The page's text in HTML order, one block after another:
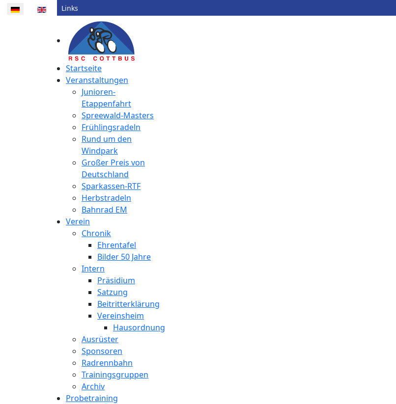
Kontakt Links
Sprache auswählen
Startseite
Veranstaltungen
Junioren-
Etappenfahrt
Spreewald-Masters
Frühlingsradeln
Rund um den
Windpark
Großer Preis von
Deutschland
Sparkassen-RTF
Herbstradeln
Bahnrad EM
Verein
Chronik
Ehrentafel
Bilder 50 Jahre
Intern
Präsidium
Satzung
Beitritterklärung
Vereinsheim
Hausordnung
Ausrüster
Sponsoren
Radrennbahn
Trainingsgruppen
Archiv
Probetraining